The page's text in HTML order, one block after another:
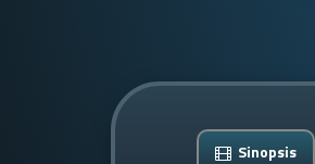
Sinopsis